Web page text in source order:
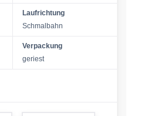
Laufrichtung
Schmalbahn
Verpackung
geriest